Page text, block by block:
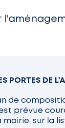
DE
de
prévue
sur la